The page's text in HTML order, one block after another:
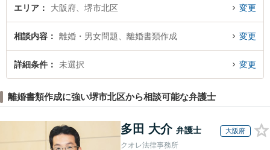
犬塚 竜也弁護士のプロフィール情報や弁護士費用、強みなどが注目されていま
を検索したい』『初回相談無料で離婚書類作成を法律相談できる堺市北区内の
弁護士に相談予約したい』などでお困りの相談者さんにおすすめです。
エリア 大阪府、堺市北区 変更
相談内容 離婚・男女問題、離婚書類作成 変更
詳細条件 未選択 変更
離婚書類作成に強い堺市北区から相談可能な弁護士
多田 大介 弁護士 大阪府
クオレ法律事務所